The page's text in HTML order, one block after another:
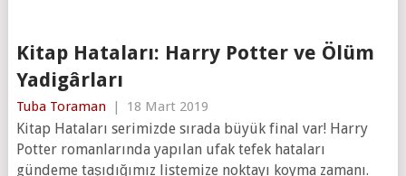
Kitap Hataları: Harry Potter ve Ölüm
Yadigârları
Tuba Toraman | 18 Mart 2019
Kitap Hataları serimizde sırada büyük final var! Harry
Potter romanlarında yapılan ufak tefek hataları
gündeme taşıdığımız listemize noktayı koyma zamanı.